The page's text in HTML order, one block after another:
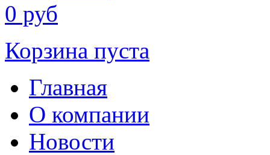
0 руб
Корзина пуста
Главная
О компании
Новости